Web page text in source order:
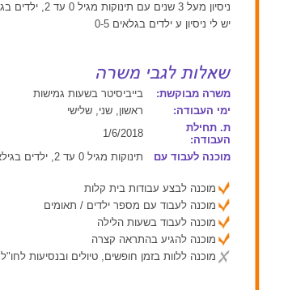
ניסיון מעל 3 שנים עם תינוקות מגיל 0 עד 2, ילדים בגילאים בין 2 ל 6
יש לי ניסיון ע ילדים בגלאים 0-5
משרה מבוקשת:
בייביסיטר בשעות גמישות
ימי העבודה:
ראשון, שני, שלישי
ת. תחילת
העבודה:
1/6/2018
מוכנה לעבוד עם
תינוקות מגיל 0 עד 2, ילדים בגילאים בין 2 ל 6, ילדים מעל גיל 6
מוכנה לבצע עבודות בית קלות
מוכנה לעבוד עם מספר ילדים / תאומים
מוכנה לעבוד בשעות הלילה
מוכנה להגיע בהתראה קצרה
מוכנה ללוות בזמן חופשים, טיולים ובנסיעות לחו"ל